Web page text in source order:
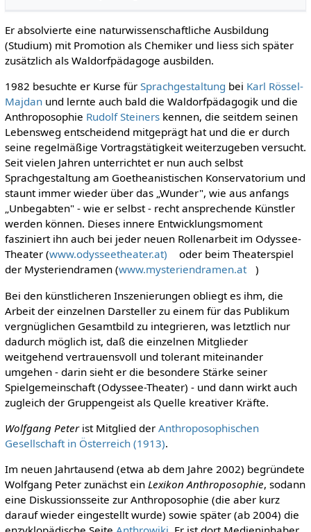
Er absolvierte eine naturwissenschaftliche Ausbildung
(Studium) mit Promotion als Chemiker und liess sich später
zusätzlich als Waldorfpädagoge ausbilden.
1982 besuchte er Kurse für Sprachgestaltung bei Karl Rössel-
Majdanund lernte auch bald die Waldorfpädagogik und die
Anthroposophie Rudolf Steinerskennen, die seitdem seinen
Lebensweg entscheidend mitgeprägt hat und die er durch
seine regelmäßige Vortragstätigkeit weiterzugeben versucht.
Seit vielen Jahren unterrichtet er nun auch selbst
Sprachgestaltung am Goetheanistischen Konservatorium und
staunt immer wieder über das „Wunder", wie aus anfangs
„Unbegabten" - wie er selbst - recht ansprechende Künstler
werden können. Dieses innere Entwicklungsmoment
fasziniert ihn auch bei jeder neuen Rollenarbeit im Odyssee-
Theater (www.odysseetheater.at)
oder beim Theaterspiel
der Mysteriendramen (www.mysteriendramen.at
)
Bei den künstlicheren Inszenierungen obliegt es ihm, die
Arbeit der einzelnen Darsteller zu einem für das Publikum
vergnüglichen Gesamtbild zu integrieren, was letztlich nur
dadurch möglich ist, daß die einzelnen Mitglieder
weitgehend vertrauensvoll und tolerant miteinander
umgehen - darin sieht er die besondere Stärke seiner
Spielgemeinschaft (Odyssee-Theater) - und dann wirkt auch
zugleich der Gruppengeist als Quelle kreativer Kräfte.
Wolfgang Peterist Mitglied der Anthroposophischen
Gesellschaft in Österreich (1913).
Im neuen Jahrtausend (etwa ab dem Jahre 2002) begründete
Wolfgang Peter zunächst ein Lexikon Anthroposophie, sodann
eine Diskussionsseite zur Anthroposophie (die aber kurz
darauf wieder eingestellt wurde) sowie später (ab 2004) die